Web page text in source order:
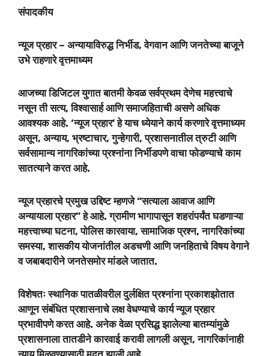
संपादकीय
न्यूज प्रहार – अन्यायाविरुद्ध निर्भीड, वेगवान आणि जनतेच्या बाजूने
उभे राहणारे वृत्तमाध्यम
आजच्या डिजिटल युगात बातमी केवळ सर्वप्रथम देणेच महत्त्वाचे
नसून ती सत्य, विश्वासार्ह आणि समाजहिताची असणे अधिक
आवश्यक आहे. ‘न्यूज प्रहार’ हे याच ध्येयाने कार्य करणारे वृत्तमाध्यम
असून, अन्याय, भ्रष्टाचार, गुन्हेगारी, प्रशासनातील त्रुटी आणि
सर्वसामान्य नागरिकांच्या प्रश्नांना निर्भीडपणे वाचा फोडण्याचे काम
सातत्याने करत आहे.
न्यूज प्रहारचे प्रमुख उद्दिष्ट म्हणजे “सत्याला आवाज आणि
अन्यायाला प्रहार” हे आहे. ग्रामीण भागापासून शहरांपर्यंत घडणाऱ्या
महत्त्वाच्या घटना, पोलिस कारवाया, सामाजिक प्रश्न, नागरिकांच्या
समस्या, शासकीय योजनांतील अडचणी आणि जनहिताचे विषय वेगाने
व जबाबदारीने जनतेसमोर मांडले जातात.
विशेषतः स्थानिक पातळीवरील दुर्लक्षित प्रश्नांना प्रकाशझोतात
आणून संबंधित प्रशासनाचे लक्ष वेधण्याचे कार्य न्यूज प्रहार
प्रभावीपणे करत आहे. अनेक वेळा प्रसिद्ध झालेल्या बातम्यांमुळे
प्रशासनाला तातडीने कारवाई करावी लागली असून, नागरिकांनाही